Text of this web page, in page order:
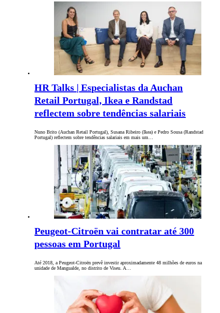
HR Talks | Especialistas da Auchan
Retail Portugal, Ikea e Randstad
reflectem sobre tendências salariais
Nuno Brito (Auchan Retail Portugal), Susana Ribeiro (Ikea) e Pedro Sousa (Randstad
Portugal) reflectem sobre tendências salariais em mais um…
Peugeot-Citroën vai contratar até 300
pessoas em Portugal
Até 2018, a Peugeot-Citroën prevê investir aproximadamente 48 milhões de euros na
unidade de Mangualde, no distrito de Viseu. A…